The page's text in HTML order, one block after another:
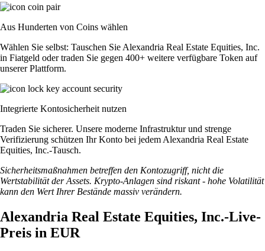
Aus Hunderten von Coins wählen
Wählen Sie selbst: Tauschen Sie Alexandria Real Estate Equities, Inc.
in Fiatgeld oder traden Sie gegen 400+ weitere verfügbare Token auf
unserer Plattform.
Integrierte Kontosicherheit nutzen
Traden Sie sicherer. Unsere moderne Infrastruktur und strenge
Verifizierung schützen Ihr Konto bei jedem Alexandria Real Estate
Equities, Inc.-Tausch.
Sicherheitsmaßnahmen betreffen den Kontozugriff, nicht die
Wertstabilität der Assets. Krypto-Anlagen sind riskant - hohe Volatilität
kann den Wert Ihrer Bestände massiv verändern.
Alexandria Real Estate Equities, Inc.-Live-
Preis in EUR